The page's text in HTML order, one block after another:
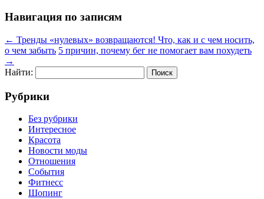
Навигация по записям
← Тренды «нулевых» возвращаются! Что, как и с чем носить,
о чем забыть 5 причин, почему бег не помогает вам похудеть
→
Найти:
Рубрики
Без рубрики
Интересное
Красота
Новости моды
Отношения
События
Фитнесс
Шопинг